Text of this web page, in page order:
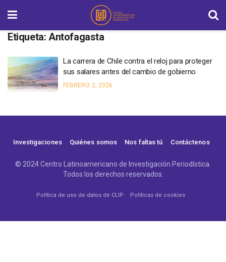
Etiqueta: Antofagasta
La carrera de Chile contra el reloj para proteger
sus salares antes del cambio de gobierno
FEBRERO 2, 2026
Investigaciones Quiénes somos Nos faltas tú Contáctenos
© 2024 Centro Latinoamericano de Investigación Periodística.
Todos los derechos reservados.
Política de uso de datos de CLIP Políticas de cookies